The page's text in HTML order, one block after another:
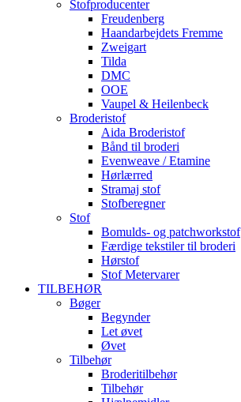
Stofproducenter
Freudenberg
Haandarbejdets Fremme
Zweigart
Tilda
DMC
OOE
Vaupel & Heilenbeck
Broderistof
Aida Broderistof
Bånd til broderi
Evenweave / Etamine
Hørlærred
Stramaj stof
Stofberegner
Stof
Bomulds- og patchworkstof
Færdige tekstiler til broderi
Hørstof
Stof Metervarer
TILBEHØR
Bøger
Begynder
Let øvet
Øvet
Tilbehør
Broderitilbehør
Tilbehør